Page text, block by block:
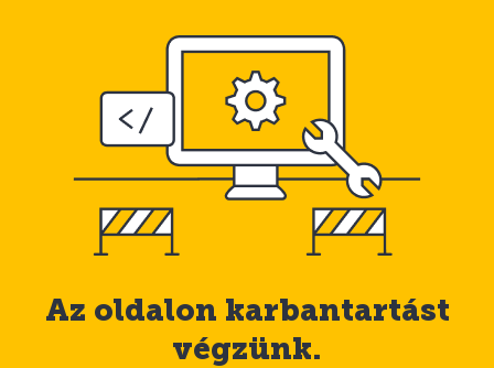
Az oldalon karbantartást
végzünk.